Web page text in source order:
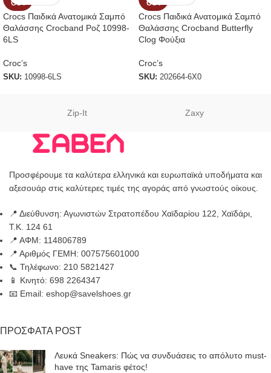
OUT
Crocs Παιδικά Ανατομικά Σαμπό
Θαλάσσης Crocband Ροζ 10998-
6LS
Croc’s
SKU: 10998-6LS
OUT
Crocs Παιδικά Ανατομικά Σαμπό
Θαλάσσης Crocband Butterfly
Clog Φούξια
Croc’s
SKU: 202664-6Χ0
Zip-It Zaxy
Προσφέρουμε τα καλύτερα ελληνικά και ευρωπαϊκά υποδήματα και
αξεσουάρ στις καλύτερες τιμές της αγοράς από γνωστούς οίκους.
📍 Διεύθυνση: Αγωνιστών Στρατοπέδου Χαϊδαρίου 122, Χαϊδάρι,
Τ.Κ. 124 61
📍 ΑΦΜ: 114806789
📍 Αριθμός ΓΕΜΗ: 007575601000
📞 Τηλέφωνο: 210 5821427
📱 Κινητό: 698 2264347
📧 Email: eshop@savelshoes.gr
ΠΡΟΣΦΑΤΑ POST
Λευκά Sneakers: Πώς να συνδυάσεις το απόλυτο must-
have της Tamaris φέτος!